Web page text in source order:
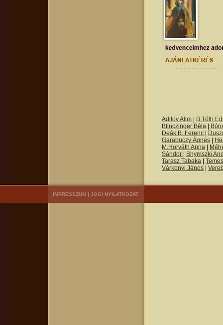
Adilov Alim
B.Tóth
Blinczinger Béla
Deák B. Ferenc
Garabuczy Ágnes
M.Horváth Anna
Sándor
Shymszki
Tarasz Tabaka
Várkonyi János
IMPRESSZUM | JOGI NYILATKOZAT